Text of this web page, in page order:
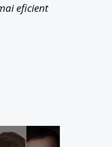
eficient